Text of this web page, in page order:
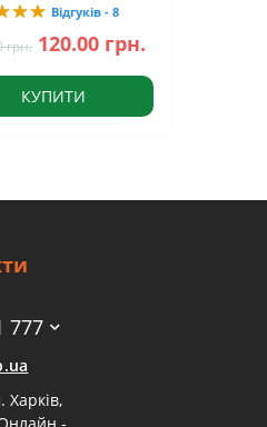
Відгуків - 8
грн. 120.00 грн.
КУПИТИ
777
Харків,